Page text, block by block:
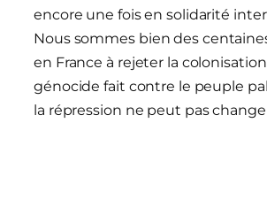
encore une fois en solidarité
Nous sommes bien des
en France à rejeter la
génocide fait contre le peuple
la répression ne peut pas